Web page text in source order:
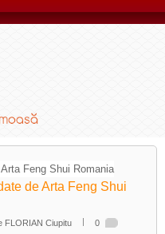
de Arta Feng Shui
FLORIAN Ciupitu 0